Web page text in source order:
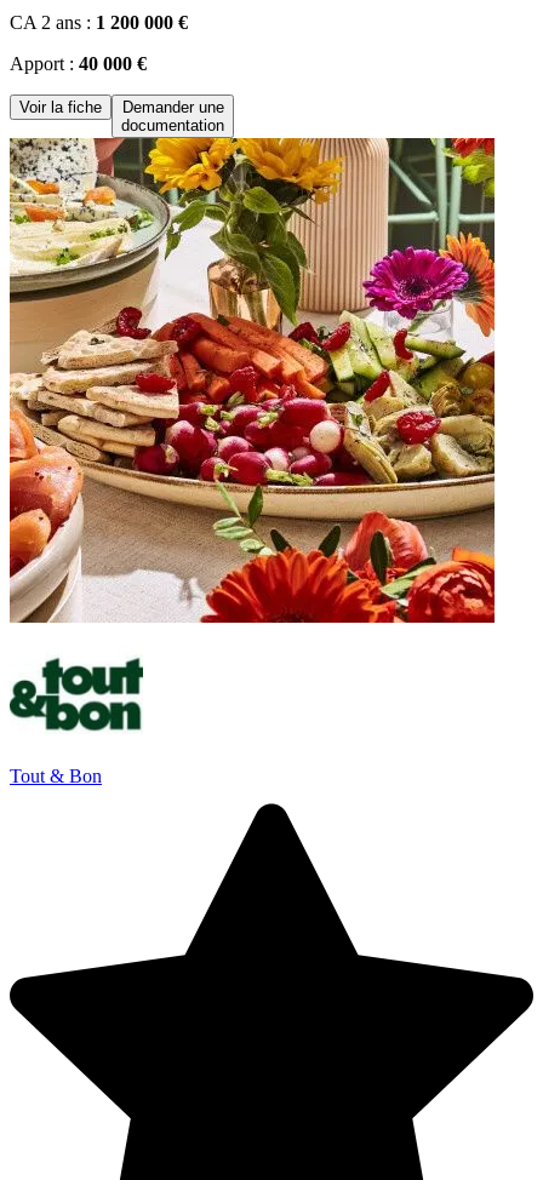
CA 2 ans : 1 200 000 €
Apport : 40 000 €
Voir la fiche
Demander une
documentation
Tout & Bon